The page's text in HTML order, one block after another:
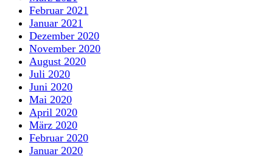
Februar 2021
Januar 2021
Dezember 2020
November 2020
August 2020
Juli 2020
Juni 2020
Mai 2020
April 2020
März 2020
Februar 2020
Januar 2020